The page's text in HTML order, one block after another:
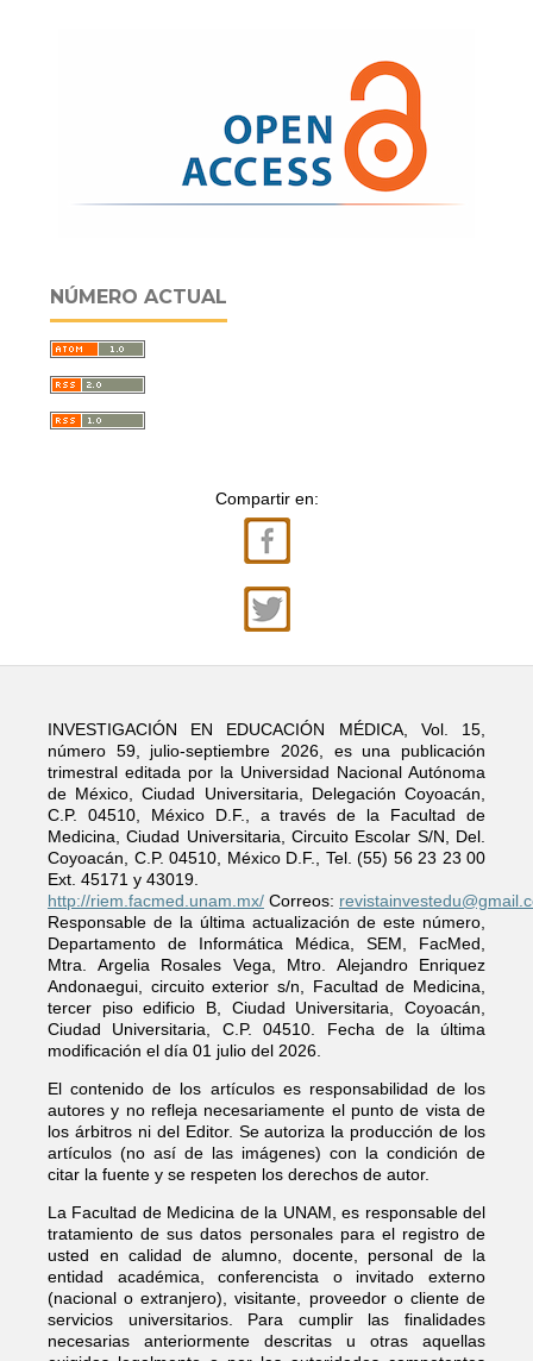
NÚMERO ACTUAL
Compartir en:
INVESTIGACIÓN EN EDUCACIÓN MÉDICA, Vol. 15,
número 59, julio-septiembre 2026, es una publicación
trimestral editada por la Universidad Nacional Autónoma
de México, Ciudad Universitaria, Delegación Coyoacán,
C.P. 04510, México D.F., a través de la Facultad de
Medicina, Ciudad Universitaria, Circuito Escolar S/N, Del.
Coyoacán, C.P. 04510, México D.F., Tel. (55) 56 23 23 00
Ext. 45171 y 43019.
http://riem.facmed.unam.mx/ Correos:
Responsable de la última actualización de este número,
Departamento de Informática Médica, SEM, FacMed,
Mtra. Argelia Rosales Vega, Mtro. Alejandro Enriquez
Andonaegui, circuito exterior s/n, Facultad de Medicina,
tercer piso edificio B, Ciudad Universitaria, Coyoacán,
Ciudad Universitaria, C.P. 04510. Fecha de la última
modificación el día 01 julio del 2026.
El contenido de los artículos es responsabilidad de los
autores y no refleja necesariamente el punto de vista de
los árbitros ni del Editor. Se autoriza la producción de los
artículos (no así de las imágenes) con la condición de
citar la fuente y se respeten los derechos de autor.
La Facultad de Medicina de la UNAM, es responsable del
tratamiento de sus datos personales para el registro de
usted en calidad de alumno, docente, personal de la
entidad académica, conferencista o invitado externo
(nacional o extranjero), visitante, proveedor o cliente de
servicios universitarios. Para cumplir las finalidades
necesarias anteriormente descritas u otras aquellas